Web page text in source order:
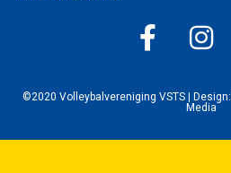
©2020 Volleybalvereniging VSTS | Design:
Media